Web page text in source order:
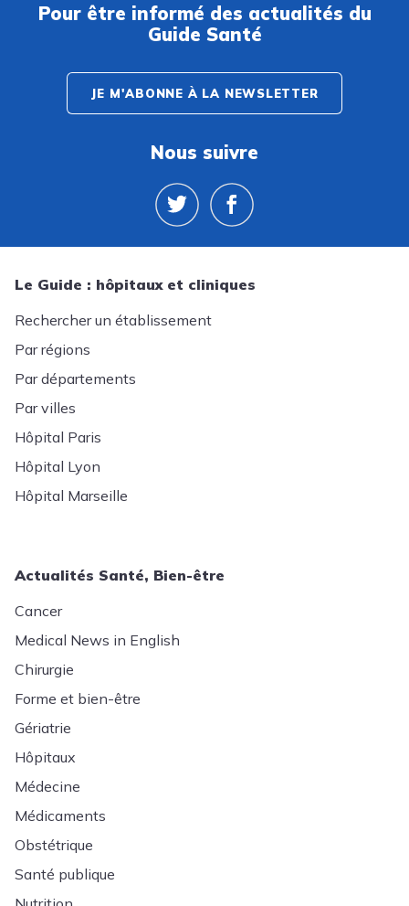
Pour être informé des actualités du
Guide Santé
JE M'ABONNE À LA NEWSLETTER
Nous suivre
Le Guide : hôpitaux et cliniques
Rechercher un établissement
Par régions
Par départements
Par villes
Hôpital Paris
Hôpital Lyon
Hôpital Marseille
Actualités Santé, Bien-être
Cancer
Medical News in English
Chirurgie
Forme et bien-être
Gériatrie
Hôpitaux
Médecine
Médicaments
Obstétrique
Santé publique